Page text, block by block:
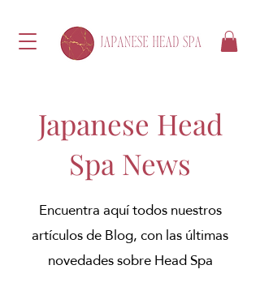
Japanese Head
Spa News
Encuentra aquí todos nuestros
artículos de Blog, con las últimas
novedades sobre Head Spa